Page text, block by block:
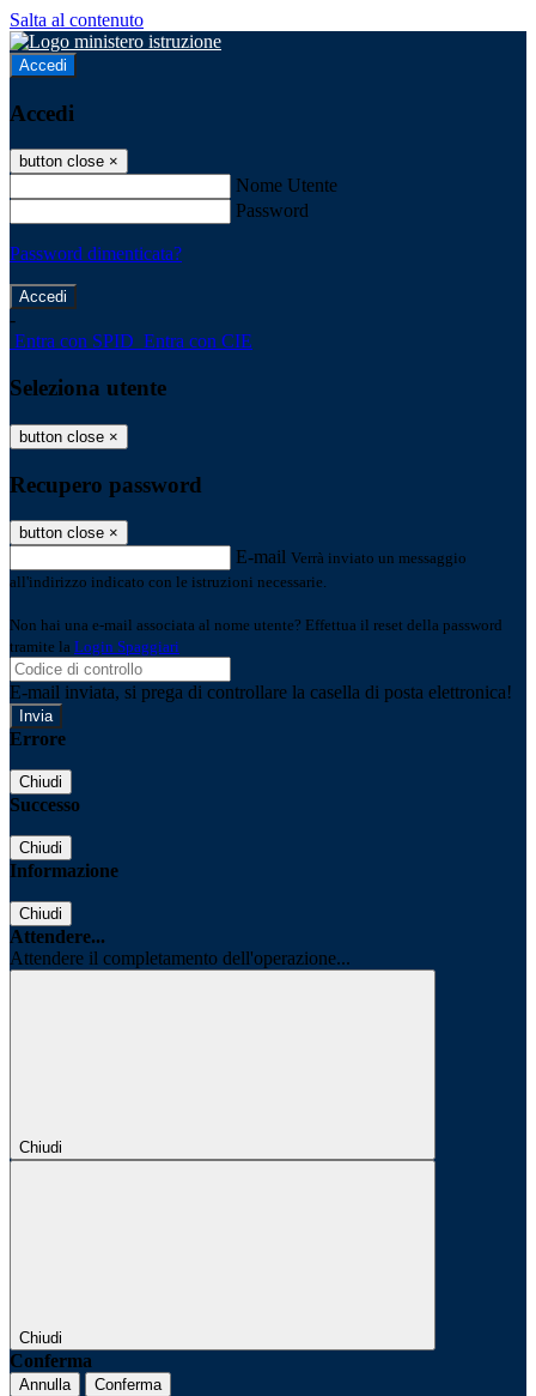
Salta al contenuto
Accedi
Accedi
button close ×
Nome Utente
Password
Password dimenticata?
-
Entra con SPID Entra con CIE
Seleziona utente
button close ×
Recupero password
button close ×
E-mail Verrà inviato un messaggio
all'indirizzo indicato con le istruzioni necessarie.
Non hai una e-mail associata al nome utente? Effettua il reset della password
tramite la Login Spaggiari
E-mail inviata, si prega di controllare la casella di posta elettronica!
Errore
Chiudi
Successo
Chiudi
Informazione
Chiudi
Attendere...
Attendere il completamento dell'operazione...
Chiudi
Chiudi
Conferma
Annulla Conferma